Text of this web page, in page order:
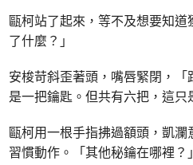
甌柯站了起來，等不及想要知
了什麼？」
安梭苛斜歪著頭，嘴唇緊閉，
是一把鑰匙。但共有六把，這只
甌柯用一根手指拂過額頭，凱
習慣動作。「其他秘鑰在哪裡？」